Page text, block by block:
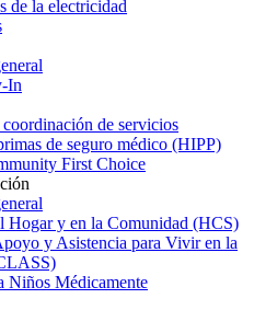
de la electricidad
In
de servicios
de seguro médico (HIPP)
First Choice
Hogar y en la Comunidad (HCS)
y Asistencia para Vivir en la
Niños Médicamente